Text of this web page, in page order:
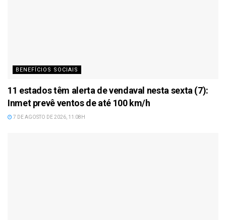
BENEFÍCIOS SOCIAIS
11 estados têm alerta de vendaval nesta sexta (7):
Inmet prevê ventos de até 100 km/h
7 DE AGOSTO DE 2026, 11:08H